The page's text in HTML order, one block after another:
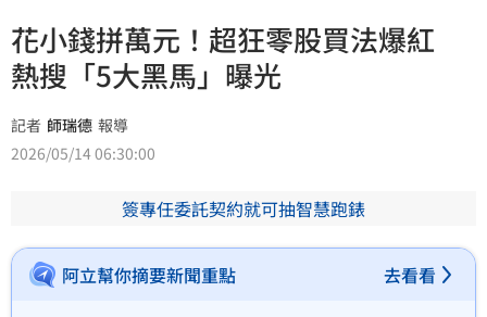
花小錢拼萬元！超狂零股買法爆紅
熱搜「5大黑馬」曝光
記者 師瑞德 報導
2026/05/14 06:30:00
簽專任委託契約就可抽智慧跑錶
阿立幫你摘要新聞重點 去看看